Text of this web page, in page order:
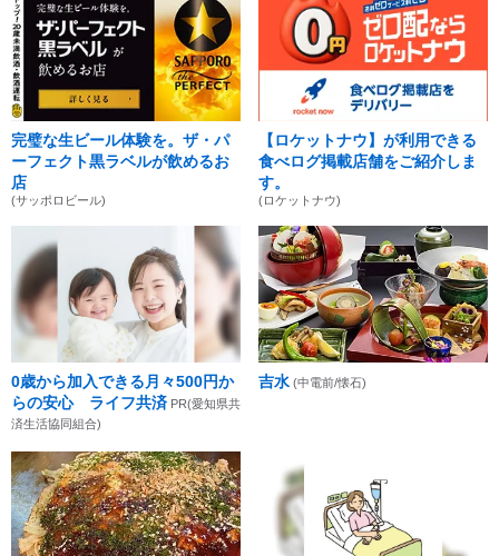
完璧な生ビール体験を。ザ・パ
ーフェクト黒ラベルが飲めるお
店
(サッポロビール)
【ロケットナウ】が利用できる
食べログ掲載店舗をご紹介しま
す。
(ロケットナウ)
0歳から加入できる月々500円か
らの安心 ライフ共済 PR(愛知県共
済生活協同組合)
吉水 (中電前/懐石)